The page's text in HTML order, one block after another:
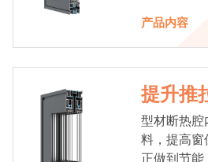
产品内容
提升推
型材断热腔
料，提高窗
正做到节能